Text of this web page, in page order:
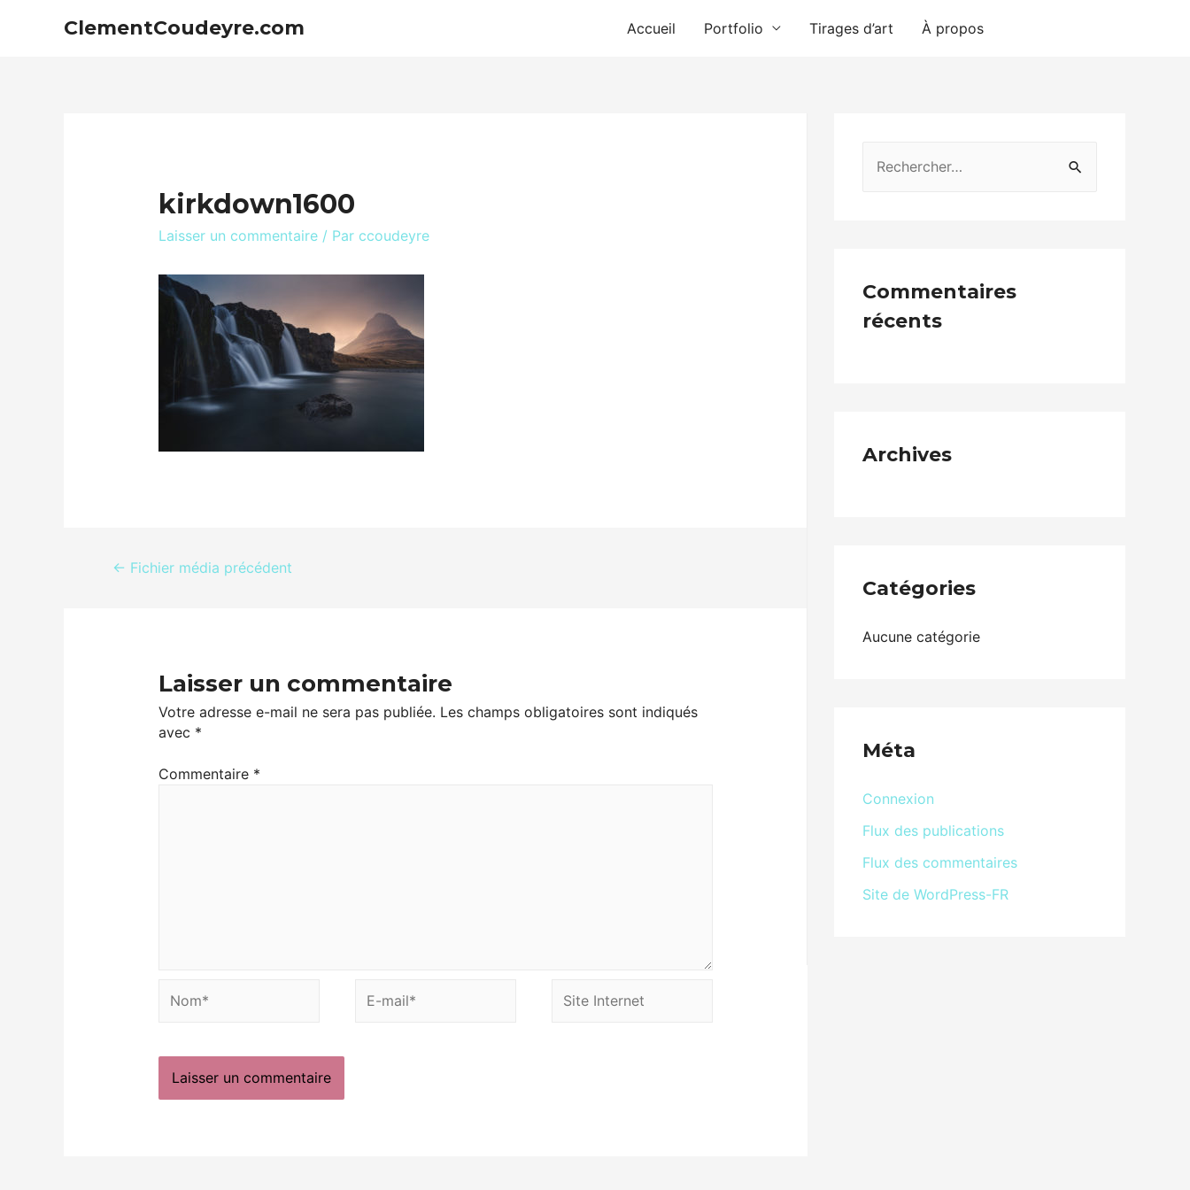
ClementCoudeyre.com Accueil Portfolio Tirages d’art À propos
kirkdown1600
Laisser un commentaire / Par ccoudeyre
← Fichier média précédent
Laisser un commentaire
Votre adresse e-mail ne sera pas publiée. Les champs obligatoires sont indiqués
avec *
Commentaire *
Commentaires
récents
Archives
Catégories
Aucune catégorie
Méta
Connexion
Flux des publications
Flux des commentaires
Site de WordPress-FR